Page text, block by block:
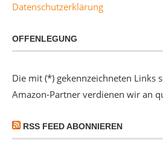
Datenschutzerklärung
OFFENLEGUNG
Die mit (*) gekennzeichneten Links
Amazon-Partner verdienen wir an
RSS FEED ABONNIEREN